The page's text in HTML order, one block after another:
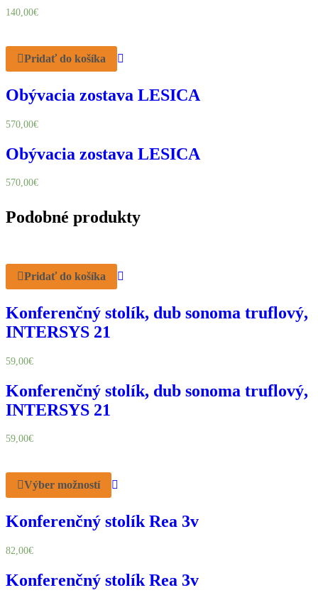
140,00€
Pridať do košíka
Obývacia zostava LESICA
570,00€
Obývacia zostava LESICA
570,00€
Podobné produkty
Pridať do košíka
Konferenčný stolík, dub sonoma truflový,
INTERSYS 21
59,00€
Konferenčný stolík, dub sonoma truflový,
INTERSYS 21
59,00€
Výber možností
Konferenčný stolík Rea 3v
82,00€
Konferenčný stolík Rea 3v